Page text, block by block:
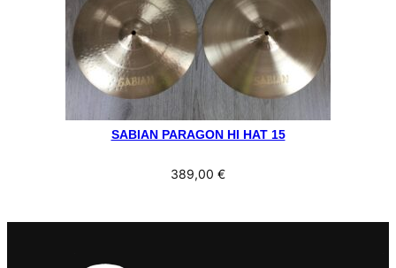
SABIAN PARAGON HI HAT 15
389,00 €